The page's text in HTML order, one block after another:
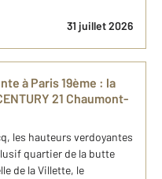
31 juillet 2026
à Paris 19ème : la
21 Chaumont-
les hauteurs verdoyantes
quartier de la butte
de la Villette, le